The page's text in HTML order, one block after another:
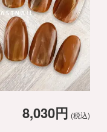
8,030円 (税込)